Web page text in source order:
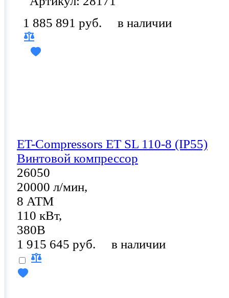
1 885 891 руб.
в наличии
ET-Compressors ET SL 110-8 (IP55)
Винтовой компрессор
26050
20000 л/мин,
8 АТМ
110 кВт,
380В
1 915 645 руб.
в наличии